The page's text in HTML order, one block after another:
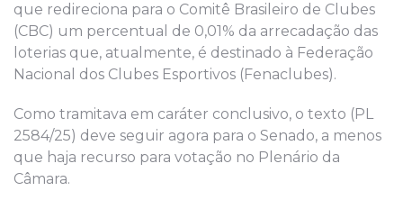
que redireciona para o Comitê Brasileiro de Clubes
(CBC) um percentual de 0,01% da arrecadação das
loterias que, atualmente, é destinado à Federação
Nacional dos Clubes Esportivos (Fenaclubes).
Como tramitava em caráter conclusivo, o texto (PL
2584/25) deve seguir agora para o Senado, a menos
que haja recurso para votação no Plenário da
Câmara.